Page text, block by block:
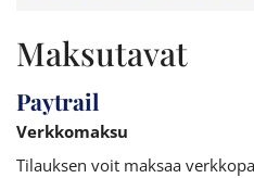
Maksutavat
Paytrail
Verkkomaksu
Tilauksen voit maksaa